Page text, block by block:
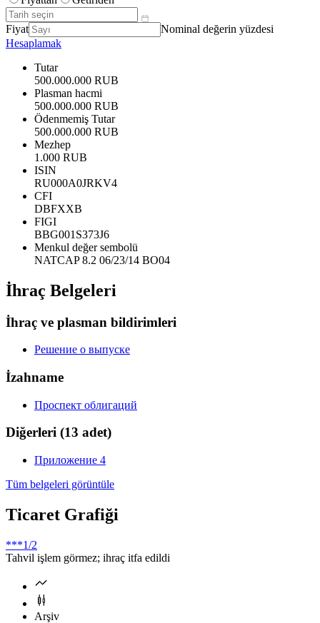
Fiyat
Nominal değerin yüzdesi
Hesaplamak
Tutar
500.000.000 RUB
Plasman hacmi
500.000.000 RUB
Ödenmemiş Tutar
500.000.000 RUB
Mezhep
1.000 RUB
ISIN
RU000A0JRKV4
CFI
DBFXXB
FIGI
BBG001S373J6
Menkul değer sembolü
NATCAP 8.2 06/23/14 BO04
İhraç Belgeleri
İhraç ve plasman bildirimleri
Решение о выпуске
İzahname
Проспект облигаций
Diğerleri (13 adet)
Приложение 4
Tüm belgeleri görüntüle
Ticaret Grafiği
***1/2
Tahvil işlem görmez; ihraç itfa edildi
Arşiv